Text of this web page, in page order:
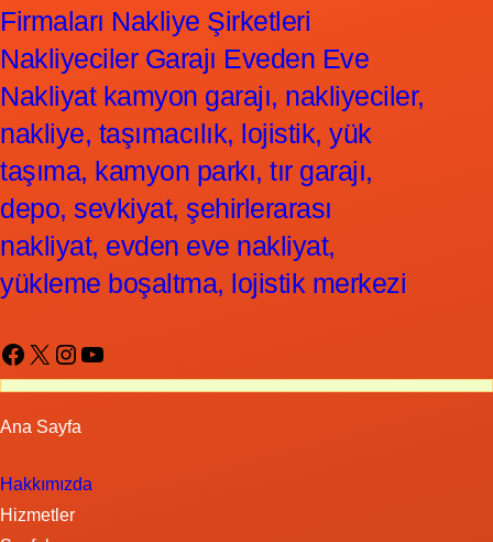
Firmaları Nakliye Şirketleri
Nakliyeciler Garajı Eveden Eve
Nakliyat kamyon garajı, nakliyeciler,
nakliye, taşımacılık, lojistik, yük
taşıma, kamyon parkı, tır garajı,
depo, sevkiyat, şehirlerarası
nakliyat, evden eve nakliyat,
yükleme boşaltma, lojistik merkezi
Facebook X Instagram YouTube
Ana Sayfa
Hakkımızda
Hizmetler